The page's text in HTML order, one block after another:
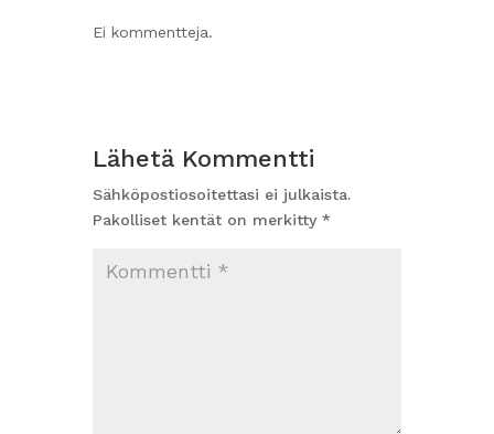
Ei kommentteja.
Lähetä Kommentti
Sähköpostiosoitettasi ei julkaista.
Pakolliset kentät on merkitty *